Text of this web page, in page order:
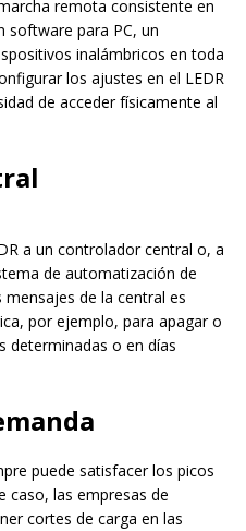
remota consistente en
software para PC, un
inalámbricos en toda
los ajustes en el LEDR
de acceder físicamente al
a un controlador central o, a
de automatización de
de la central es
por ejemplo, para apagar o
determinadas o en días
puede satisfacer los picos
caso, las empresas de
cortes de carga en las